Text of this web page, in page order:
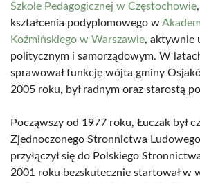
Szkole Pedagogicznej w Częstochowie
kształcenia podyplomowego w
Koźmińskiego w Warszawie, aktywnie
politycznym i samorządowym. W
sprawował funkcję wójta gminy
2005 roku, był radnym oraz starostą
Począwszy od 1977 roku, Łuczak był
Zjednoczonego Stronnictwa
przyłączył się do Polskiego
2001 roku bezskutecznie startował w